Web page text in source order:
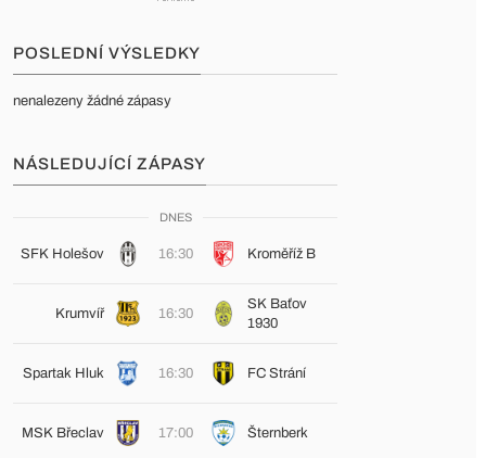
POSLEDNÍ VÝSLEDKY
nenalezeny žádné zápasy
NÁSLEDUJÍCÍ ZÁPASY
DNES
SFK Holešov 16:30 Kroměříž B
Krumvíř 16:30
SK Baťov
1930
Spartak Hluk 16:30 FC Strání
MSK Břeclav 17:00 Šternberk